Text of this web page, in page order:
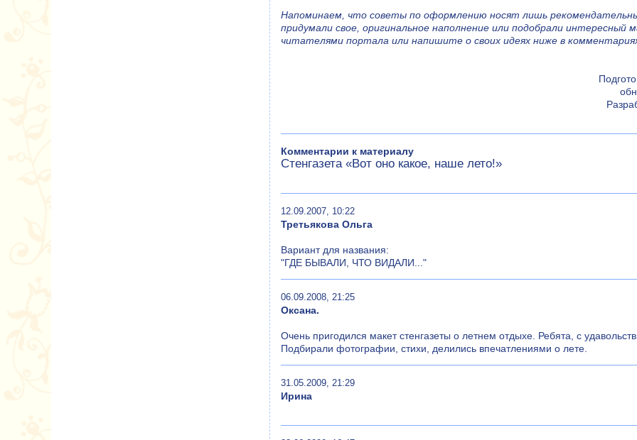
Напоминаем, что советы по оформлению носят лишь
придумали свое, оригинальное наполнение или подобрали интересный
читателями портала или напишите о своих идеях ниже в
Комментарии к материалу
Стенгазета «Вот оно какое, наше лето!»
12.09.2007, 10:22
Третьякова Ольга
Вариант для названия:
"ГДЕ БЫВАЛИ, ЧТО ВИДАЛИ..."
06.09.2008, 21:25
Оксана.
Очень пригодился макет стенгазеты о летнем отдыхе. Ребята, с
Подбирали фотографии, стихи, делились впечатлениями о лете.
31.05.2009, 21:29
Ирина